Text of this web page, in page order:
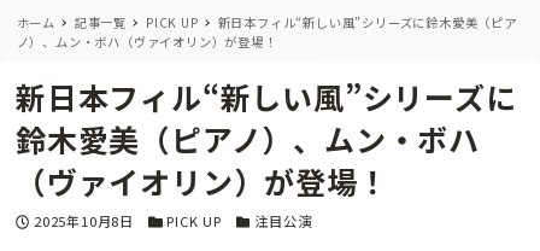
ホーム 記事一覧 PICK UP
新日本フィル“新しい風”シリーズに鈴木愛美（ピア
ノ）、ムン・ボハ（ヴァイオリン）が登場！
新日本フィル“新しい風”シリーズに
鈴木愛美（ピアノ）、ムン・ボハ
（ヴァイオリン）が登場！
投稿日
2025年10月8日 カテゴリー
PICK UP カテゴリー
注目公演